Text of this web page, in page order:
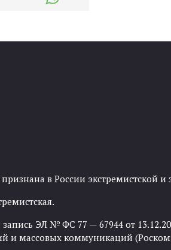
в России экстремистской и
ЭЛ № ФС 77 — 67944 от
и массовых коммуникаций